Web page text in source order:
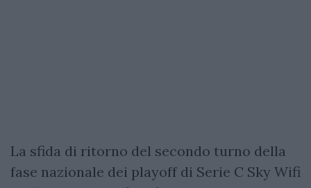
La sfida di ritorno del secondo turno della
fase nazionale dei playoff di Serie C Sky Wifi